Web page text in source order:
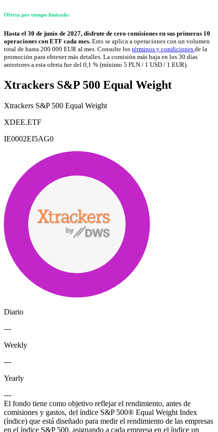
Oferta por tiempo limitado:
Hasta el 30 de junio de 2027, disfrute de cero comisiones en sus primeras 10
operaciones con ETF cada mes. Esto se aplica a operaciones con un volumen
total de hasta 200 000 EUR al mes. Consulte los términos y condiciones de la
promoción para obtener más detalles. La comisión más baja en los 30 días
anteriores a esta oferta fue del 0,1 % (mínimo 5 PLN / 1 USD / 1 EUR).
Xtrackers S&P 500 Equal Weight
Xtrackers S&P 500 Equal Weight
XDEE.ETF
IE0002EI5AG0
Diario
---
Weekly
---
Yearly
---
El fondo tiene como objetivo reflejar el rendimiento, antes de
comisiones y gastos, del índice S&P 500® Equal Weight Index
(índice) que está diseñado para medir el rendimiento de las empresas
en el índice S&P 500, asignando a cada empresa en el índice un